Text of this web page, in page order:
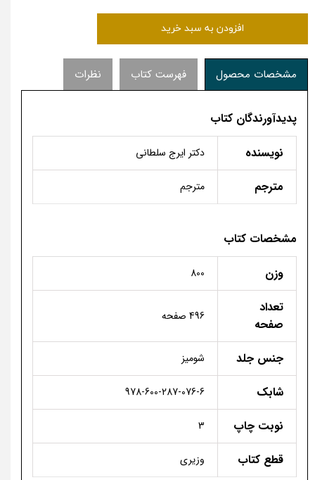
افزودن به سبد خرید
مشخصات محصول فهرست کتاب نظرات
پدیدآورندگان کتاب
نویسنده
دکتر ایرج سلطانی
مترجم مترجم
مشخصات کتاب
وزن
800
تعداد
صفحه
496 صفحه
جنس جلد شومیز
شابک 978-600-287-076-6
نوبت چاپ 3
قطع کتاب وزیری